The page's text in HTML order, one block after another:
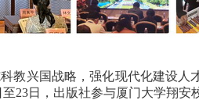
教兴国战略，强化现代化建设人
23日，出版社参与厦门大学翔安